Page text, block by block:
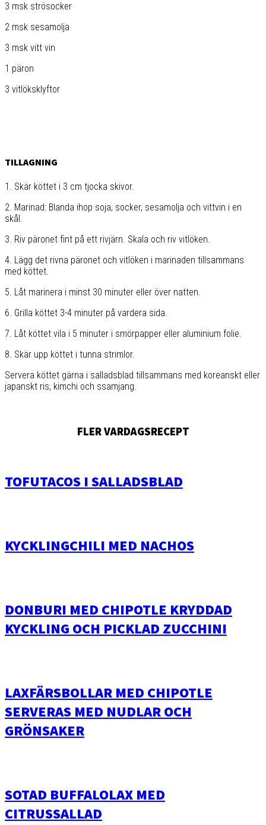
3 msk strösocker
2 msk sesamolja
3 msk vitt vin
1 päron
3 vitlöksklyftor
TILLAGNING
1. Skär köttet i 3 cm tjocka skivor.
2. Marinad: Blanda ihop soja, socker, sesamolja och vittvin i en
skål.
3. Riv päronet fint på ett rivjärn. Skala och riv vitlöken.
4. Lägg det rivna päronet och vitlöken i marinaden tillsammans
med köttet.
5. Låt marinera i minst 30 minuter eller över natten.
6. Grilla köttet 3-4 minuter på vardera sida.
7. Låt köttet vila i 5 minuter i smörpapper eller aluminium folie.
8. Skär upp köttet i tunna strimlor.
Servera köttet gärna i salladsblad tillsammans med koreanskt eller
japanskt ris, kimchi och ssamjang.
FLER VARDAGSRECEPT
TOFUTACOS I SALLADSBLAD
KYCKLINGCHILI MED NACHOS
DONBURI MED CHIPOTLE KRYDDAD
KYCKLING OCH PICKLAD ZUCCHINI
LAXFÄRSBOLLAR MED CHIPOTLE
SERVERAS MED NUDLAR OCH
GRÖNSAKER
SOTAD BUFFALOLAX MED
CITRUSSALLAD